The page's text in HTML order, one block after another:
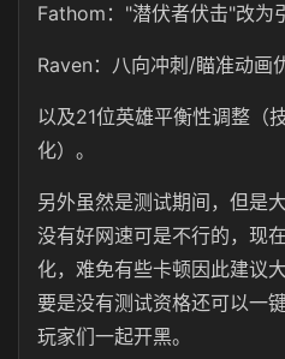
Fathom："潜伏者伏击"改为
Raven：八向冲刺/瞄准动画
以及21位英雄平衡性调整（
化）。
另外虽然是测试期间，但是
没有好网速可是不行的，现
化，难免有些卡顿因此建议
要是没有测试资格还可以一
玩家们一起开黑。